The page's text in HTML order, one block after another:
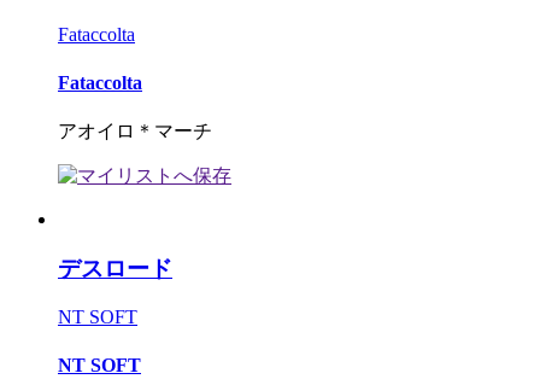
Fataccolta
Fataccolta
アオイロ＊マーチ
デスロード
NT SOFT
NT SOFT